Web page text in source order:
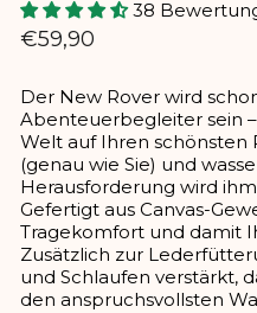
38
Normaler
€59,90
Der New Rover wird
Abenteuerbegleiter sein
Welt auf Ihren schönsten
(genau wie Sie) und
Herausforderung wird
Gefertigt aus Canvas-
Tragekomfort und damit
Zusätzlich zur
und Schlaufen verstärkt,
den anspruchsvollsten